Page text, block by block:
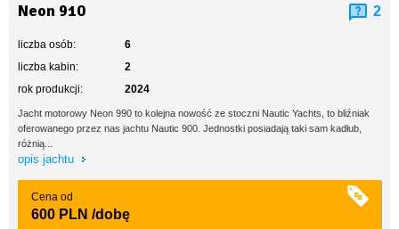
Neon 910 2
liczba osób:
6
liczba kabin:
2
rok produkcji:
2024
Jacht motorowy Neon 990 to kolejna nowość ze stoczni Nautic Yachts, to bliźniak
oferowanego przez nas jachtu Nautic 900. Jednostki posiadają taki sam kadłub,
różnią...
opis jachtu
Cena od
600 PLN /dobę